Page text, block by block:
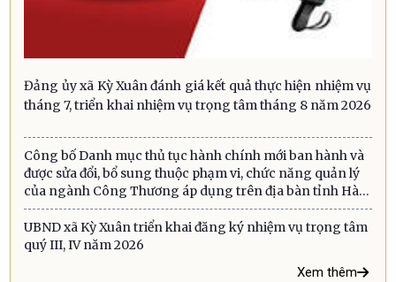
Đảng ủy xã Kỳ Xuân đánh giá kết quả thực hiện nhiệm vụ
tháng 7, triển khai nhiệm vụ trọng tâm tháng 8 năm 2026
Công bố Danh mục thủ tục hành chính mới ban hành và
được sửa đổi, bổ sung thuộc phạm vi, chức năng quản lý
của ngành Công Thương áp dụng trên địa bàn tỉnh Hà
Tĩnh
UBND xã Kỳ Xuân triển khai đăng ký nhiệm vụ trọng tâm
quý III, IV năm 2026
Xem thêm